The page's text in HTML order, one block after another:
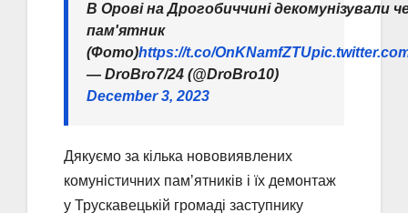
В Орові на Дрогобиччині декомунізували
пам'ятник
(Фото)https://t.co/OnKNamfZTU
— DroBro7/24 (@DroBro10)
December 3, 2023
Дякуємо за кілька нововиявлених
комуністичних памʼятників і їх демонтаж
у Трускавецькій громаді заступнику